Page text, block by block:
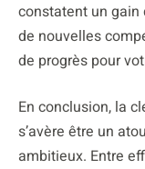
constatent un gain
de nouvelles
de progrès pour
En conclusion, la
s’avère être un
ambitieux. Entre